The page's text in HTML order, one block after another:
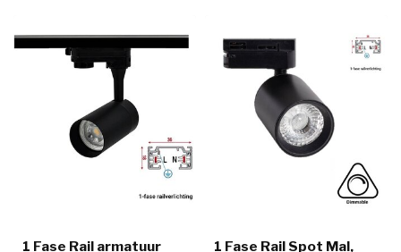
1 Fase Rail armatuur
1 Fase Rail Spot Mal,